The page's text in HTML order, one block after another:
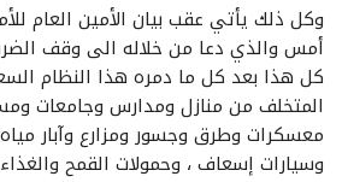
وكل ذلك يأتي عقب بيان الأمين العام
أمس والذي دعا من خلاله الى وقف
كل هذا بعد كل ما دمره هذا النظام
المتخلف من منازل ومدارس وجامعات
معسكرات وطرق وجسور ومزارع وآبار
وسيارات إسعاف ، وحمولات القمح